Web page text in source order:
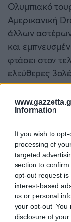
Information
If you wish to
processing of
targeted
section to
opt-out request is
interest-based
us or personal
your opt-out. You
disclosure of
Ολυμπιακό
Αμερικανική
άλλων
και
φτάσει στον
ελεύθερες
Πέτροβιτς
Σοβιετική